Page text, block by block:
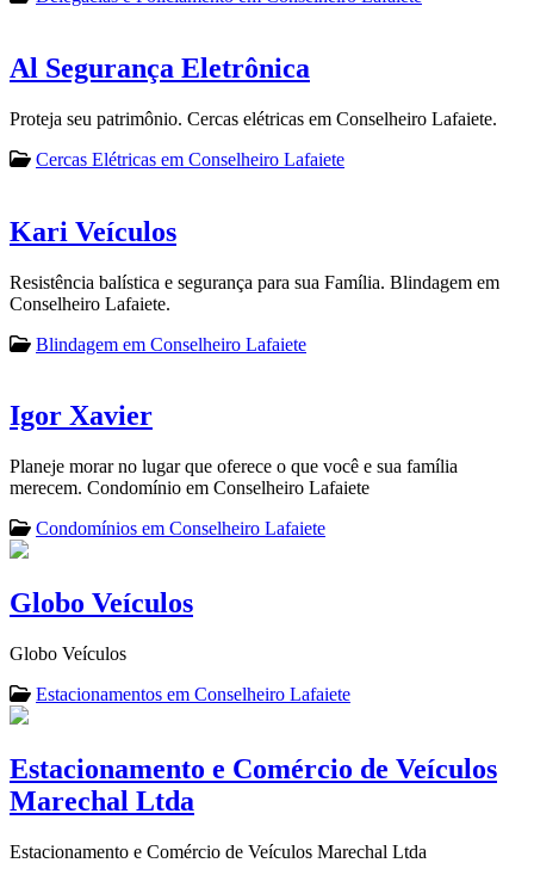
Al Segurança Eletrônica
Proteja seu patrimônio. Cercas elétricas em Conselheiro Lafaiete.
Cercas Elétricas em Conselheiro Lafaiete
Kari Veículos
Resistência balística e segurança para sua Família. Blindagem em
Conselheiro Lafaiete.
Blindagem em Conselheiro Lafaiete
Igor Xavier
Planeje morar no lugar que oferece o que você e sua família
merecem. Condomínio em Conselheiro Lafaiete
Condomínios em Conselheiro Lafaiete
Globo Veículos
Globo Veículos
Estacionamentos em Conselheiro Lafaiete
Estacionamento e Comércio de Veículos
Marechal Ltda
Estacionamento e Comércio de Veículos Marechal Ltda